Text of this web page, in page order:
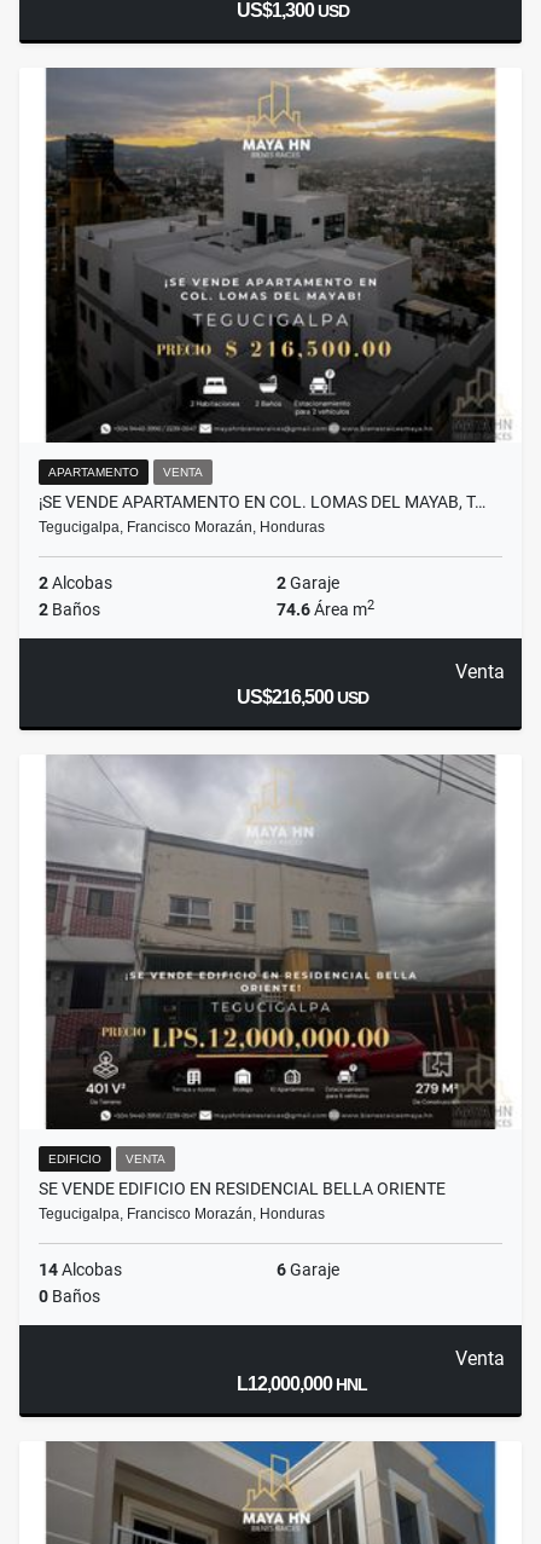
US$1,300USD
APARTAMENTO VENTA
¡SE VENDE APARTAMENTO EN COL. LOMAS DEL MAYAB, T…
Tegucigalpa, Francisco Morazán, Honduras
2Alcobas 2Garaje
2 Baños 74.6Área m2
Venta
US$216,500USD
EDIFICIO VENTA
SE VENDE EDIFICIO EN RESIDENCIAL BELLA ORIENTE
Tegucigalpa, Francisco Morazán, Honduras
14Alcobas 6Garaje
0 Baños
Venta
L12,000,000HNL